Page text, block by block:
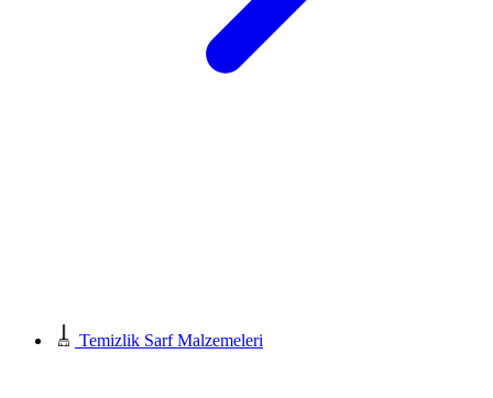
Temizlik Sarf Malzemeleri